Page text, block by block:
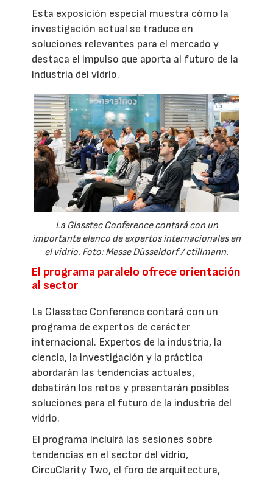
Esta exposición especial muestra cómo la
investigación actual se traduce en
soluciones relevantes para el mercado y
destaca el impulso que aporta al futuro de la
industria del vidrio.
La Glasstec Conference contará con un
importante elenco de expertos internacionales en
el vidrio. Foto: Messe Düsseldorf / ctillmann.
El programa paralelo ofrece orientación
al sector
La Glasstec Conference contará con un
programa de expertos de carácter
internacional. Expertos de la industria, la
ciencia, la investigación y la práctica
abordarán las tendencias actuales,
debatirán los retos y presentarán posibles
soluciones para el futuro de la industria del
vidrio.
El programa incluirá las sesiones sobre
tendencias en el sector del vidrio,
CircuClarity Two, el foro de arquitectura,